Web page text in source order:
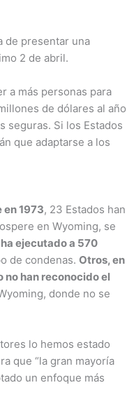
de presentar una
2 de abril.
a más personas para
de dólares al año
seguras. Si los Estados
que adaptarse a los
1973, 23 Estados han
en Wyoming, se
ejecutado a 570
de condenas.Otros, en
no han reconocido el
donde no se
lo hemos estado
que “la gran mayoría
un enfoque más